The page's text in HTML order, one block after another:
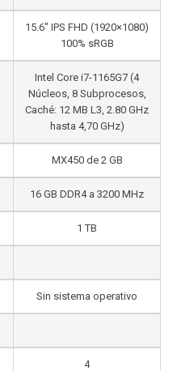
15.6″ IPS FHD (1920×1080)
100% sRGB
Intel Core i7-1165G7 (4
Núcleos, 8 Subprocesos,
Caché: 12 MB L3, 2.80 GHz
hasta 4,70 GHz)
MX450 de 2 GB
16 GB DDR4 a 3200 MHz
1 TB
Sin sistema operativo
4